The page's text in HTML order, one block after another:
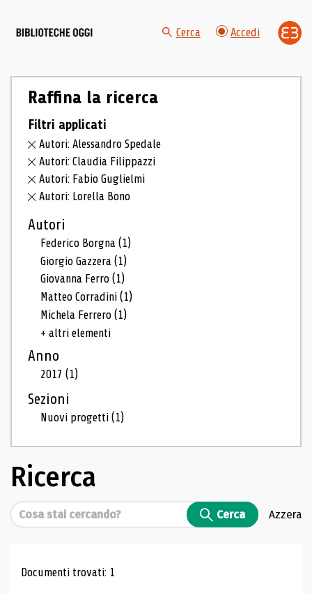
Cerca Accedi
Raffina la ricerca
Filtri applicati
Autori: Alessandro Spedale
Autori: Claudia Filippazzi
Autori: Fabio Guglielmi
Autori: Lorella Bono
Autori
Federico Borgna(1)
Giorgio Gazzera(1)
Giovanna Ferro(1)
Matteo Corradini(1)
Michela Ferrero(1)
+ altri elementi
Anno
2017(1)
Sezioni
Nuovi progetti(1)
Ricerca
Cerca Cerca Azzera
Risultati di ricerca
Documenti trovati: 1